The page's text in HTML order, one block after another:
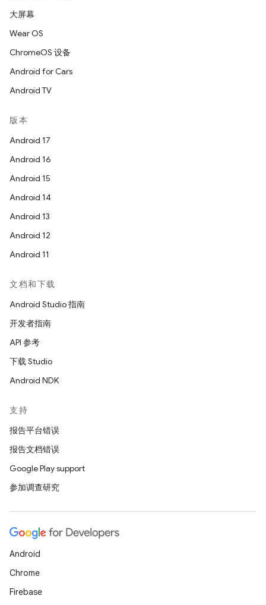
大屏幕
Wear OS
ChromeOS 设备
Android for Cars
Android TV
版本
Android 17
Android 16
Android 15
Android 14
Android 13
Android 12
Android 11
文档和下载
Android Studio 指南
开发者指南
API 参考
下载 Studio
Android NDK
支持
报告平台错误
报告文档错误
Google Play support
参加调查研究
Android
Chrome
Firebase